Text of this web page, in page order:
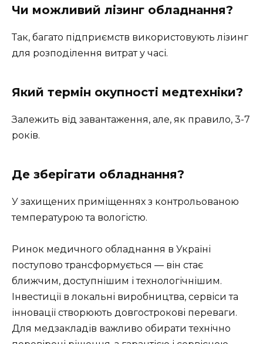
Чи можливий лізинг обладнання?
Так, багато підприємств використовують лізинг
для розподілення витрат у часі.
Який термін окупності медтехніки?
Залежить від завантаження, але, як правило, 3-7
років.
Де зберігати обладнання?
У захищених приміщеннях з контрольованою
температурою та вологістю.
Ринок медичного обладнання в Україні
поступово трансформується — він стає
ближчим, доступнішим і технологічнішим.
Інвестиції в локальні виробництва, сервіси та
інновації створюють довгострокові переваги.
Для медзакладів важливо обирати технічно